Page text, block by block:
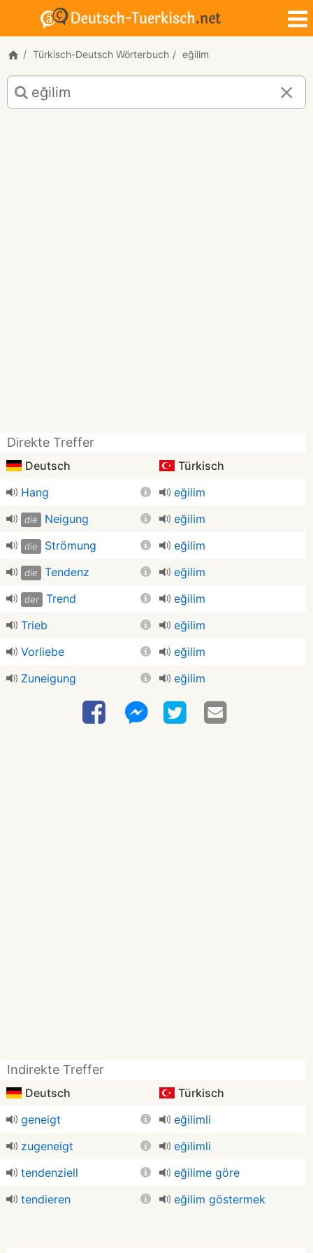
Türkisch-Deutsch Wörterbuch eğilim
Türkisch-
Deutsch
Übersetzung
Direkte Treffer
Deutsch
Türkisch
Hang
eğilim
die Neigung eğilim
die Strömung eğilim
die Tendenz eğilim
der Trend
eğilim
Trieb
eğilim
Vorliebe
eğilim
Zuneigung
eğilim
Indirekte Treffer
Deutsch
Türkisch
geneigt
eğilimli
zugeneigt
eğilimli
tendenziell
eğilime göre
tendieren
eğilim göstermek